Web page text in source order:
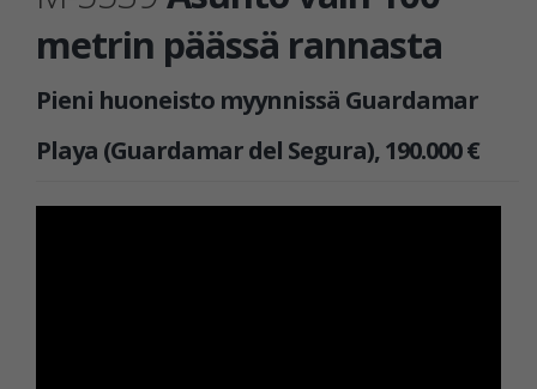
metrin päässä rannasta
Pieni huoneisto myynnissä Guardamar
Playa (Guardamar del Segura), 190.000 €